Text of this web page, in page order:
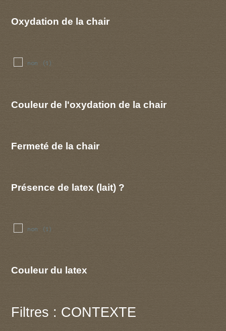
Oxydation de la chair
non (1)
Couleur de l'oxydation de la chair
Fermeté de la chair
Présence de latex (lait) ?
non (1)
Couleur du latex
Filtres : CONTEXTE